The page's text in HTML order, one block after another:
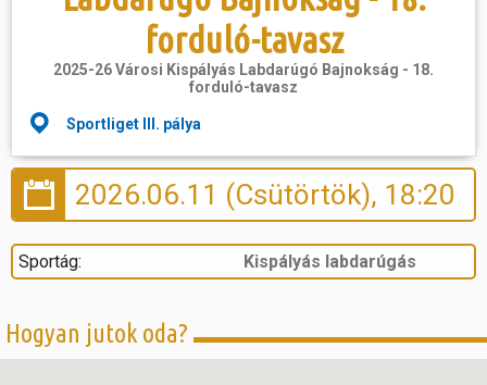
forduló-tavasz
2025-26 Városi Kispályás Labdarúgó Bajnokság - 18.
forduló-tavasz
Sportliget III. pálya
2026.06.11 (Csütörtök), 18:20
Sportág: Kispályás labdarúgás
Hogyan jutok oda?